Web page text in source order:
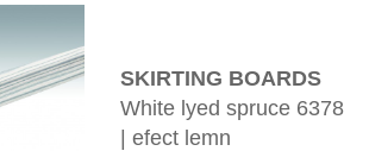
SKIRTING BOARDS
White lyed spruce 6378
| efect lemn